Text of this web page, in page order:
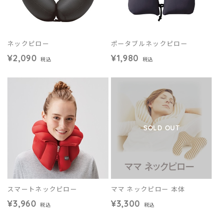
ネックピロー
¥2,090 税込
ポータブルネックピロー
¥1,980 税込
スマートネックピロー
¥3,960 税込
SOLD OUT
ママ ネックピロー 本体
¥3,300 税込